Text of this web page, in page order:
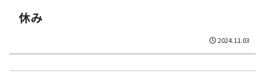
休み
2024.11.03